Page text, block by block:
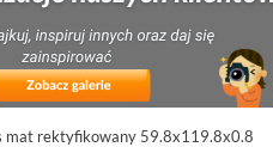
mat rektyfikowany 59.8x119.8x0.8